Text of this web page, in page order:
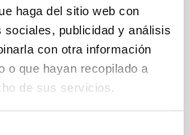
haga del sitio web con
publicidad y análisis
con otra información
o que hayan recopilado a
de sus servicios.
los créditos siguientes: autor
(annia[at]iac[dot]es)/annia